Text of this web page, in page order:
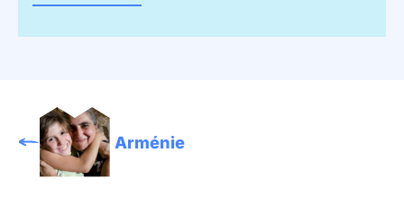
d’accès aux soins et à l’éducation. De plus, le travail forcé
Arménie